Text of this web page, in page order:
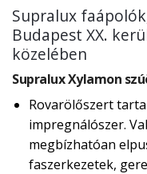
Supralux
Budapest XX.
közelében
Supralux Xylamon
Rovarölőszert
impregnálószer.
megbízhatóan
faszerkezetek,